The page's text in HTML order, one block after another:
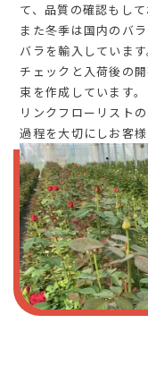
て、品質の確認もして
また冬季は国内のバ
バラを輸入していま
チェックと入荷後の
束を作成しています。
リンクフローリスト
過程を大切にしお客